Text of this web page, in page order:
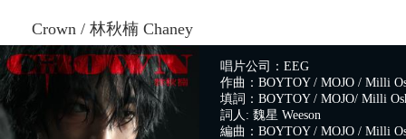
Crown / 林秋楠 Chaney
唱片公司：EEG
作曲：BOYTOY / MOJO / Milli
填詞：BOYTOY / MOJO/ Milli
詞人: 魏星 Weeson
編曲：BOYTOY / MOJO / Milli